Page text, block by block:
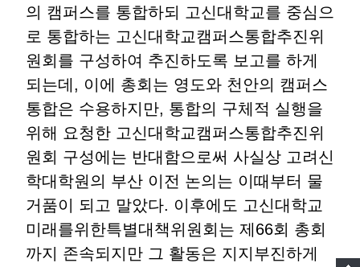
의 캠퍼스를 통합하되 고신대학교를 중심으
로 통합하는 고신대학교캠퍼스통합추진위
원회를 구성하여 추진하도록 보고를 하게
되는데, 이에 총회는 영도와 천안의 캠퍼스
통합은 수용하지만, 통합의 구체적 실행을
위해 요청한 고신대학교캠퍼스통합추진위
원회 구성에는 반대함으로써 사실상 고려신
학대학원의 부산 이전 논의는 이때부터 물
거품이 되고 말았다. 이후에도 고신대학교
미래를위한특별대책위원회는 제66회 총회
까지 존속되지만 그 활동은 지지부진하게